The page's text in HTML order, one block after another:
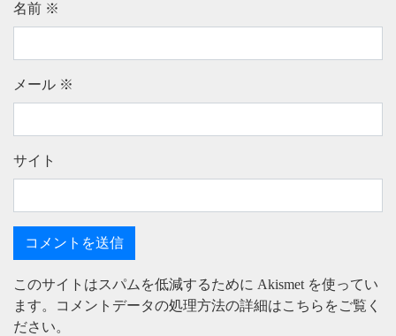
名前 ※
メール ※
サイト
このサイトはスパムを低減するために Akismet を使ってい
ます。
コメントデータの処理方法の詳細はこちらをご覧く
ださい。